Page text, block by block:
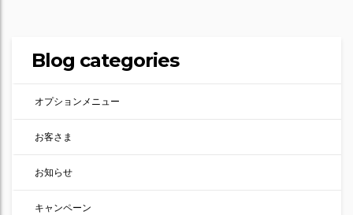
Blog categories
オプションメニュー
お客さま
お知らせ
キャンペーン